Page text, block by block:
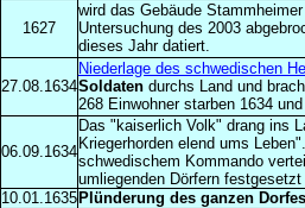
1627
wird das Gebäude
Untersuchung des 2003
dieses Jahr datiert.
27.08.1634
Niederlage des schwedischen
Soldatendurchs Land und
268 Einwohner starben 1634
06.09.1634
Das "kaiserlich Volk" drang ins
Kriegerhorden elend ums
schwedischem Kommando
umliegenden Dörfern
10.01.1635 Plünderung des ganzen Dorfes